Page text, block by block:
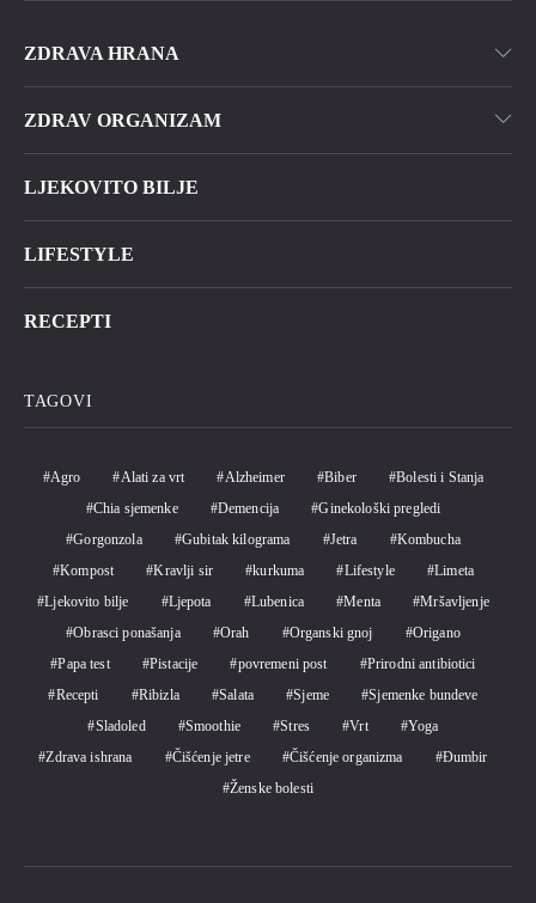
ZDRAVA HRANA
ZDRAV ORGANIZAM
LJEKOVITO BILJE
LIFESTYLE
RECEPTI
TAGOVI
Agro Alati za vrt Alzheimer Biber
Bolesti i Stanja
Chia sjemenke
Demencija
Ginekološki pregledi
Gorgonzola
Gubitak kilograma Jetra
Kombucha
Kompost
Kravlji sir kurkuma Lifestyle
Limeta
Ljekovito bilje
Ljepota Lubenica Menta
Mršavljenje
Obrasci ponašanja
Orah Organski gnoj
Origano
Papa test
Pistacije povremeni post
Prirodni antibiotici
Recepti
Ribizla Salata Sjeme
Sjemenke bundeve
Sladoled
Smoothie Stres Vrt
Yoga
Zdrava ishrana
Čišćenje jetre Čišćenje organizma
Đumbir
Ženske bolesti